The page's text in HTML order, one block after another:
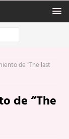
de “The last
de “The